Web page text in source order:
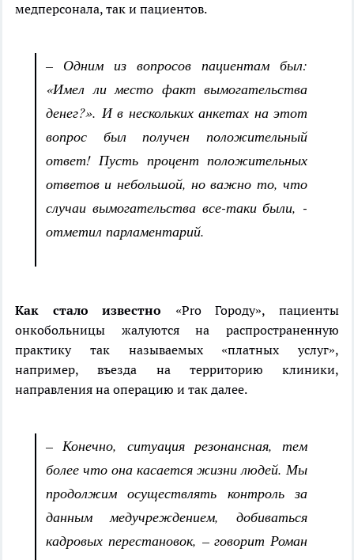
медперсонала, так и пациентов.
– Одним из вопросов пациентам был:
«Имел ли место факт вымогательства
денег?». И в нескольких анкетах на этот
вопрос был получен положительный
ответ! Пусть процент положительных
ответов и небольшой, но важно то, что
случаи вымогательства все-таки были, -
отметил парламентарий.
Как стало известно «Pro Городу», пациенты
онкобольницы жалуются на распространенную
практику так называемых «платных услуг»,
например, въезда на территорию клиники,
направления на операцию и так далее.
– Конечно, ситуация резонансная, тем
более что она касается жизни людей. Мы
продолжим осуществлять контроль за
данным медучреждением, добиваться
кадровых перестановок, – говорит Роман